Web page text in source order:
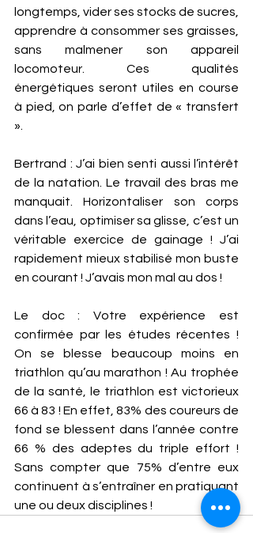
longtemps, vider ses stocks de sucres,
apprendre à consommer ses graisses,
sans malmener son appareil
locomoteur. Ces qualités
énergétiques seront utiles en course
à pied, on parle d’effet de « transfert
».
Bertrand : J’ai bien senti aussi l’intérêt
de la natation. Le travail des bras me
manquait. Horizontaliser son corps
dans l’eau, optimiser sa glisse, c’est un
véritable exercice de gainage ! J’ai
rapidement mieux stabilisé mon buste
en courant ! J’avais mon mal au dos !
Le doc : Votre expérience est
confirmée par les études récentes !
On se blesse beaucoup moins en
triathlon qu’au marathon ! Au trophée
de la santé, le triathlon est victorieux
66 à 83 ! En effet, 83% des coureurs de
fond se blessent dans l’année contre
66 % des adeptes du triple effort !
Sans compter que 75% d’entre eux
continuent à s’entraîner en pratiquant
une ou deux disciplines !